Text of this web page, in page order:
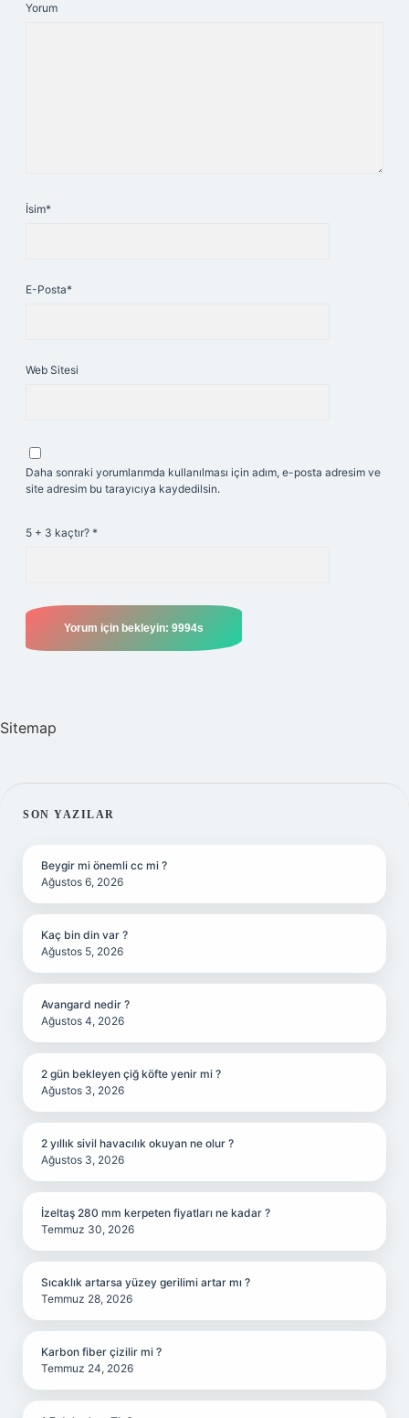
Yorum
İsim*
E-Posta*
Web Sitesi
Daha sonraki yorumlarımda kullanılması için adım, e-posta adresim ve
site adresim bu tarayıcıya kaydedilsin.
5 + 3 kaçtır? *
Sitemap
SIDEBAR
SON YAZILAR
Beygir mi önemli cc mi ?
Ağustos 6, 2026
Kaç bin din var ?
Ağustos 5, 2026
Avangard nedir ?
Ağustos 4, 2026
2 gün bekleyen çiğ köfte yenir mi ?
Ağustos 3, 2026
2 yıllık sivil havacılık okuyan ne olur ?
Ağustos 3, 2026
İzeltaş 280 mm kerpeten fiyatları ne kadar ?
Temmuz 30, 2026
Sıcaklık artarsa yüzey gerilimi artar mı ?
Temmuz 28, 2026
Karbon fiber çizilir mi ?
Temmuz 24, 2026